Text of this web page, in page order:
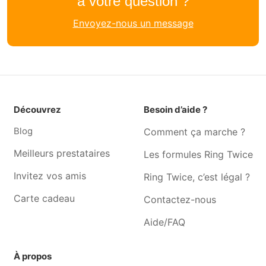
Graphiste Faimes
Graphiste Hognoul
Graphiste Awans
Graphiste Alleur
Envoyez-nous un message
Découvrez
Blog
Meilleurs prestataires
Invitez vos amis
Carte cadeau
Besoin d’aide ?
Comment ça marche ?
Les formules Ring Twice
Ring Twice, c’est légal ?
Contactez-nous
Aide/FAQ
À propos